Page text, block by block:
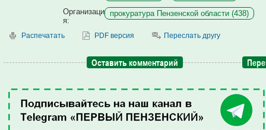
Организаци
я:
прокуратура Пензенской области (438)
Распечатать PDF версия Переслать другу
Оставить комментарий